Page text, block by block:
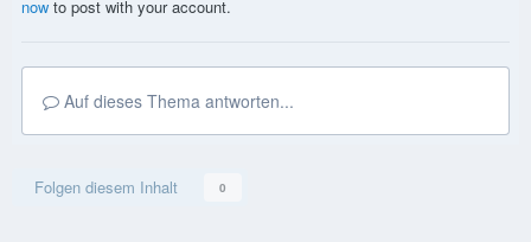
now to post with your account.
Auf dieses Thema antworten...
Folgen diesem Inhalt 0